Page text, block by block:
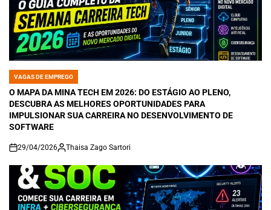
POSTED
IN
VAGAS DE EMPREGO
O MAPA DA MINA TECH EM 2026: DO ESTÁGIO AO PLENO,
DESCUBRA AS MELHORES OPORTUNIDADES PARA
IMPULSIONAR SUA CARREIRA NO DESENVOLVIMENTO DE
SOFTWARE
on
29/04/2026 Thaisa Zago Sartori